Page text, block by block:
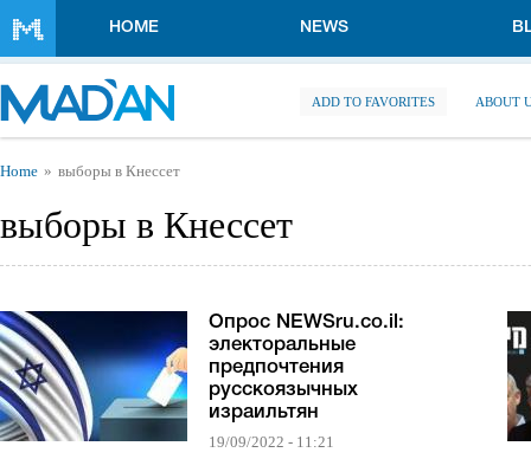
HOME NEWS
ADD TO FAVORITES ABOUT
You are here
Home выборы в Кнессет
выборы в Кнессет
Опрос NEWSru.co.il:
электоральные
предпочтения
русскоязычных
израильтян
19/09/2022 - 11:21